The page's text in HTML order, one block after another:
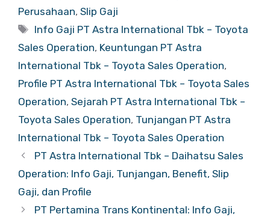
Perusahaan, Slip Gaji
Tags
Info Gaji PT Astra International Tbk – Toyota
Sales Operation, Keuntungan PT Astra
International Tbk – Toyota Sales Operation,
Profile PT Astra International Tbk – Toyota Sales
Operation, Sejarah PT Astra International Tbk –
Toyota Sales Operation, Tunjangan PT Astra
International Tbk – Toyota Sales Operation
PT Astra International Tbk – Daihatsu Sales
Operation: Info Gaji, Tunjangan, Benefit, Slip
Gaji, dan Profile
PT Pertamina Trans Kontinental: Info Gaji,